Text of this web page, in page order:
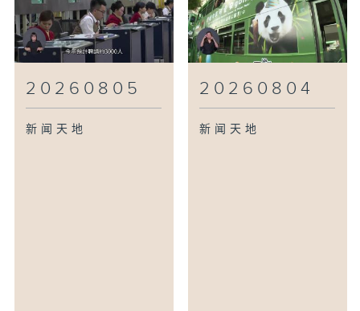
20260805
新闻天地
20260804
新闻天地